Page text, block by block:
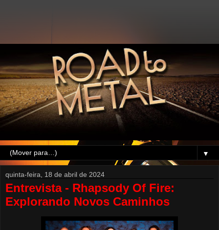
▼
quinta-feira, 18 de abril de 2024
Entrevista - Rhapsody Of Fire:
Explorando Novos Caminhos